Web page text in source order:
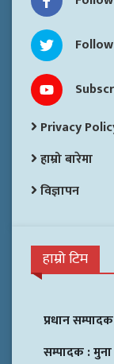
Privacy
हाम्रो बारेमा
विज्ञापन
हाम्रो टिम
प्रधान
सम्पादक :